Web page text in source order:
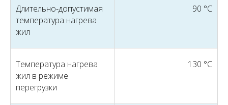
Длительно-допустимая
температура нагрева
жил
90 °С
Температура нагрева
жил в режиме
перегрузки
130 °С